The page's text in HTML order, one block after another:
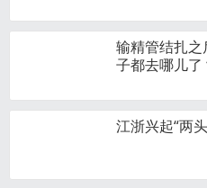
输精管结扎
子都去哪儿了
江浙兴起“两